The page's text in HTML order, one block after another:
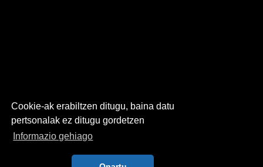
Cookie-ak erabiltzen ditugu, baina datu
pertsonalak ez ditugu gordetzen
Informazio gehiago